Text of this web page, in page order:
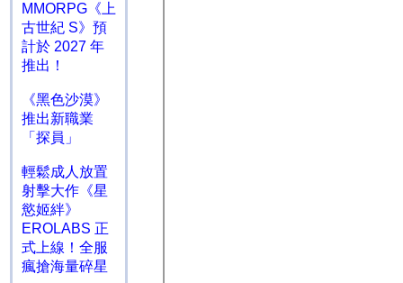
MMORPG《上
古世紀 S》預
計於 2027 年
推出！
《黑色沙漠》
推出新職業
「探員」
輕鬆成人放置
射擊大作《星
慾姬絆》
EROLABS 正
式上線！全服
瘋搶海量碎星